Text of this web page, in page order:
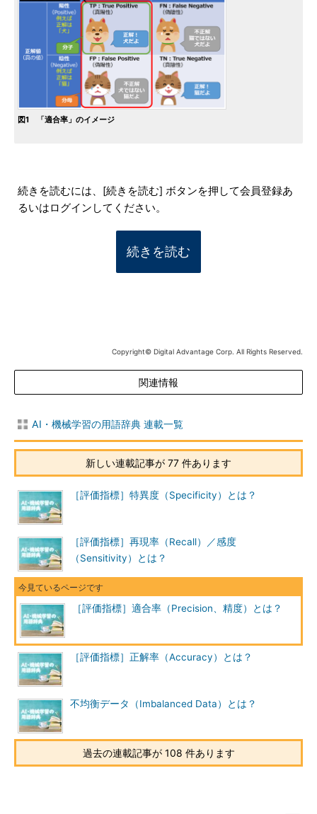
図1 「適合率」のイメージ
続きを読むには、[続きを読む] ボタンを押して会員登録あ
るいはログインしてください。
続きを読む
Copyright© Digital Advantage Corp. All Rights Reserved.
関連情報
AI・機械学習の用語辞典 連載一覧
新しい連載記事が 77 件あります
［評価指標］特異度（Specificity）とは？
［評価指標］再現率（Recall）／感度
（Sensitivity）とは？
［評価指標］適合率（Precision、精度）とは？
［評価指標］正解率（Accuracy）とは？
不均衡データ（Imbalanced Data）とは？
過去の連載記事が 108 件あります